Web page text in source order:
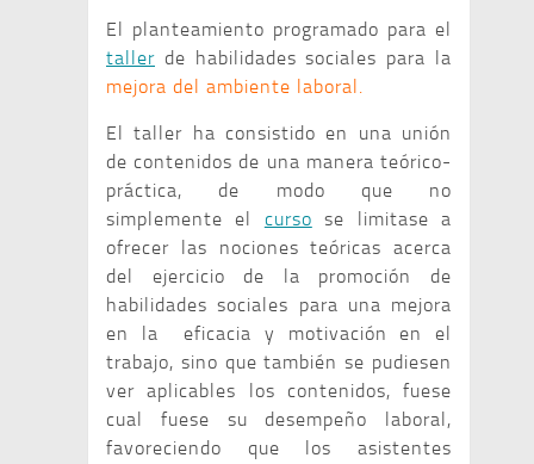
El planteamiento programado para el
taller de habilidades sociales para la
mejora del ambiente laboral.
El taller ha consistido en una unión
de contenidos de una manera teórico-
práctica, de modo que no
simplemente el curso se limitase a
ofrecer las nociones teóricas acerca
del ejercicio de la promoción de
habilidades sociales para una mejora
en la eficacia y motivación en el
trabajo, sino que también se pudiesen
ver aplicables los contenidos, fuese
cual fuese su desempeño laboral,
favoreciendo que los asistentes